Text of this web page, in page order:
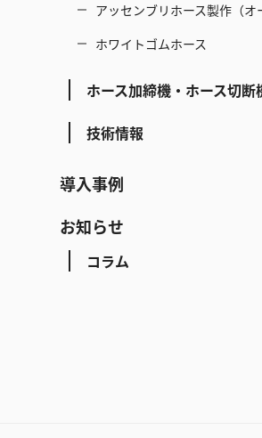
アッセンブリホース製作（オ
ホワイトゴムホース
ホース加締機・ホース切断
技術情報
導入事例
お知らせ
コラム